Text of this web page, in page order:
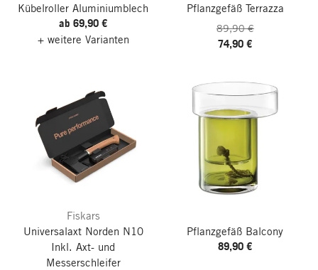
Kübelroller Aluminiumblech
ab 69,90 €
+ weitere Varianten
Pflanzgefäß Terrazza
89,90 €
74,90 €
Fiskars
Universalaxt Norden N10
Inkl. Axt- und
Messerschleifer
Pflanzgefäß Balcony
89,90 €